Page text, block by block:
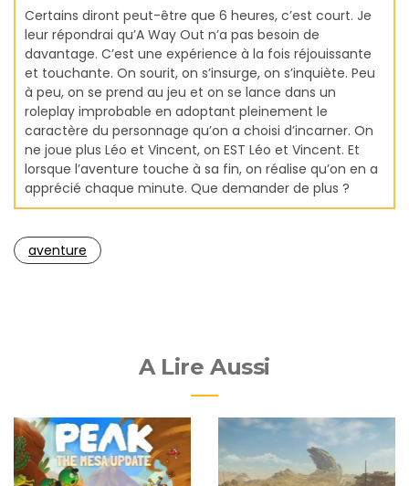
Certains diront peut-être que 6 heures, c’est court. Je
leur répondrai qu’A Way Out n’a pas besoin de
davantage. C’est une expérience à la fois réjouissante
et touchante. On sourit, on s’insurge, on s’inquiète. Peu
à peu, on se prend au jeu et on se lance dans un
roleplay improbable en adoptant pleinement le
caractère du personnage qu’on a choisi d’incarner. On
ne joue plus Léo et Vincent, on EST Léo et Vincent. Et
lorsque l’aventure touche à sa fin, on réalise qu’on en a
apprécié chaque minute. Que demander de plus ?
aventure
A Lire Aussi